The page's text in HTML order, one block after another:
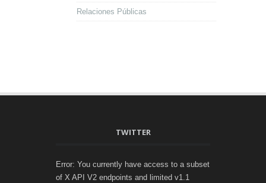
Relaciones Públicas
TWITTER
Error: You currently have access to a subset
of X API V2 endpoints and limited v1.1